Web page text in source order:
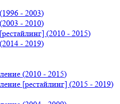
- 2003)
- 2010)
(2010 - 2015)
- 2019)
(2010 - 2015)
[рестайлинг] (2015 - 2019)